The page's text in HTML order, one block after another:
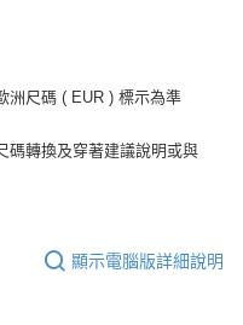
洲尺碼 ( EUR ) 標示為準
碼轉換及穿著建議說明或與
顯示電腦版詳細說明